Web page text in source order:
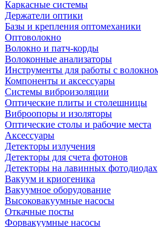
Каркасные системы
Держатели оптики
Базы и крепления оптомеханики
Оптоволокно
Волокно и патч-корды
Волоконные анализаторы
Инструменты для работы с
Компоненты и аксессуары
Системы виброизоляции
Оптические плиты и столешницы
Виброопоры и изоляторы
Оптические столы и рабочие места
Аксессуары
Детекторы излучения
Детекторы для счета фотонов
Детекторы на лавинных фотодиодах
Вакуум и криогеника
Вакуумное оборудование
Высоковакуумные насосы
Откачные посты
Форвакуумные насосы